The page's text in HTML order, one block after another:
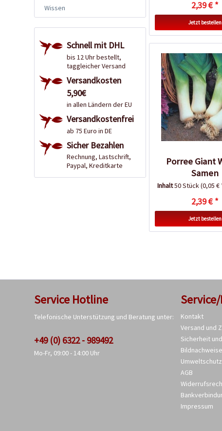
Wissen
Schnell mit DHL
bis 12 Uhr bestellt,
taggleicher Versand
Versandkosten
5,90€
in allen Ländern der EU
Versandkostenfrei
ab 75 Euro in DE
Sicher Bezahlen
Rechnung, Lastschrift,
Paypal, Kreditkarte
2,39 € *
Jetzt bestellen
Porree Giant
Samen
Inhalt50 Stück(0,05 €
2,39 € *
Jetzt bestellen
Service Hotline
Telefonische Unterstützung und Beratung unter:
+49 (0) 6322 - 989492
Mo-Fr, 09:00 - 14:00 Uhr
Kontakt
Versand und
Sicherheit
Bildnachweise
Umweltschutz
AGB
Impressum